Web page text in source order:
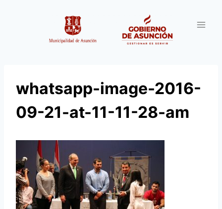
whatsapp-image-2016-
09-21-at-11-11-28-am